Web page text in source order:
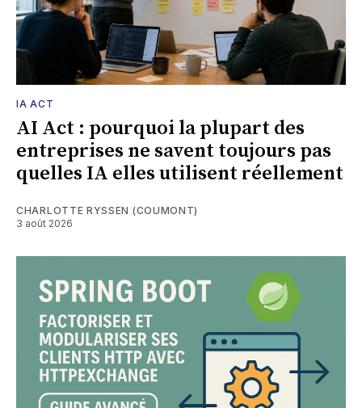
IA ACT
AI Act : pourquoi la plupart des
entreprises ne savent toujours pas
quelles IA elles utilisent réellement
CHARLOTTE RYSSEN (COUMONT)
3 août 2026